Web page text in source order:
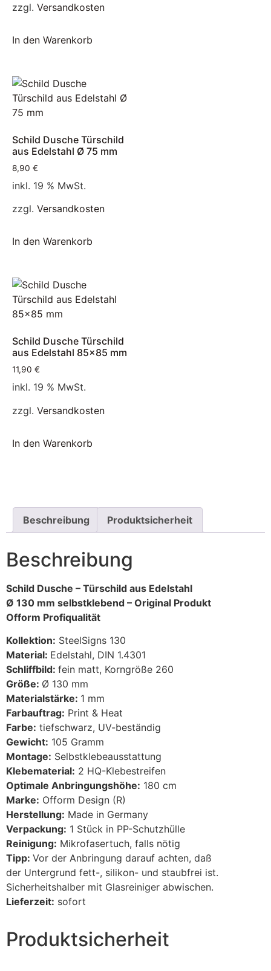
zzgl. Versandkosten
In den Warenkorb
Schild Dusche Türschild
aus Edelstahl Ø 75 mm
8,90 €
inkl. 19 % MwSt.
zzgl. Versandkosten
In den Warenkorb
Schild Dusche Türschild
aus Edelstahl 85×85 mm
11,90 €
inkl. 19 % MwSt.
zzgl. Versandkosten
In den Warenkorb
Beschreibung Produktsicherheit
Beschreibung
Schild Dusche – Türschild aus Edelstahl
Ø 130 mm selbstklebend – Original Produkt
Ofform Profiqualität
Kollektion: SteelSigns 130
Material: Edelstahl, DIN 1.4301
Schliffbild: fein matt, Korngröße 260
Größe: Ø 130 mm
Materialstärke: 1 mm
Farbauftrag: Print & Heat
Farbe: tiefschwarz, UV-beständig
Gewicht: 105 Gramm
Montage: Selbstklebeausstattung
Klebematerial: 2 HQ-Klebestreifen
Optimale Anbringungshöhe: 180 cm
Marke: Ofform Design (R)
Herstellung: Made in Germany
Verpackung: 1 Stück in PP-Schutzhülle
Reinigung: Mikrofasertuch, falls nötig
Tipp: Vor der Anbringung darauf achten, daß
der Untergrund fett-, silikon- und staubfrei ist.
Sicherheitshalber mit Glasreiniger abwischen.
Lieferzeit: sofort
Produktsicherheit